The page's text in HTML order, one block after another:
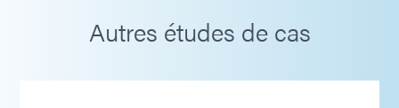
Autres études de cas